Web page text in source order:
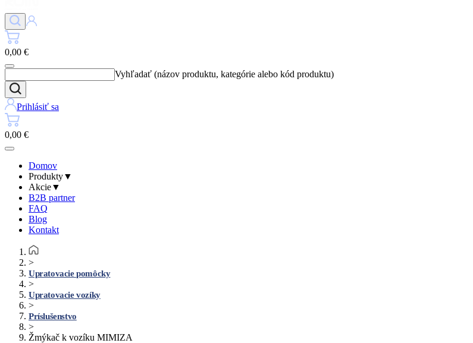
0,00 €
Vyhľadať (názov produktu, kategórie alebo kód produktu)
Prihlásiť sa
0,00 €
Domov
Produkty▼
Akcie▼
B2B partner
FAQ
Blog
Kontakt
>
Upratovacie pomôcky
>
Upratovacie vozíky
>
Príslušenstvo
>
Žmýkač k vozíku MIMIZA